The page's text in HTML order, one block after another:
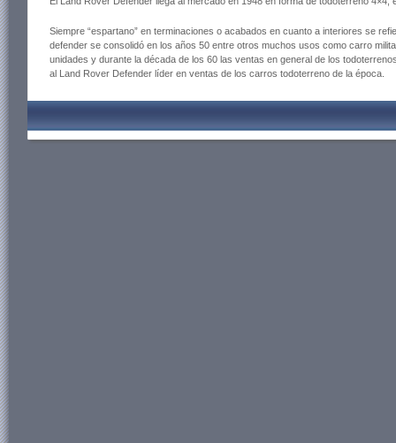
Siempre “espartano” en terminaciones o acabados en cuanto a interiores se
defender se consolidó en los años 50 entre otros muchos usos como carro
unidades y durante la década de los 60 las ventas en general de los
al Land Rover Defender líder en ventas de los carros todoterreno de la época.